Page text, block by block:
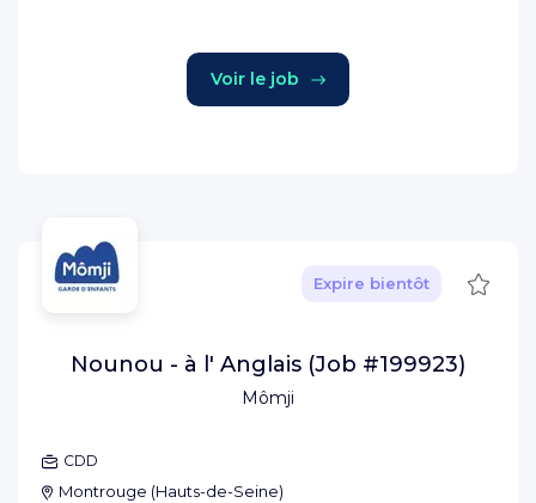
Voir le job
Mômji
Expire bientôt
Nounou - à l' Anglais (Job #199923)
CDD
Montrouge (Hauts-de-Seine)